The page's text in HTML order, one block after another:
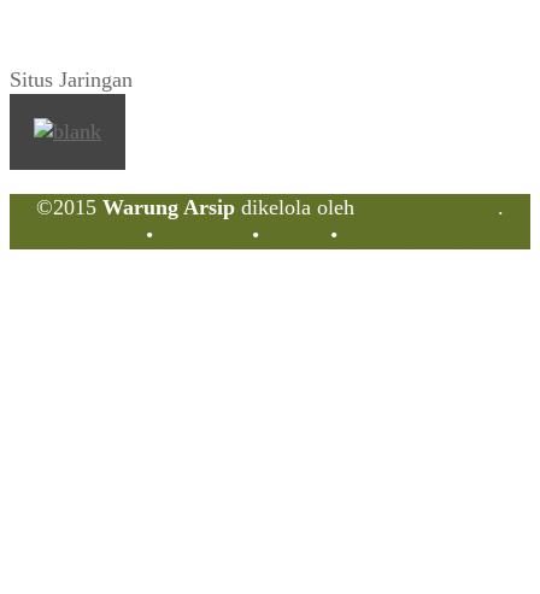
Situs Jaringan
©2015 Warung Arsip dikelola oleh
.
• • •